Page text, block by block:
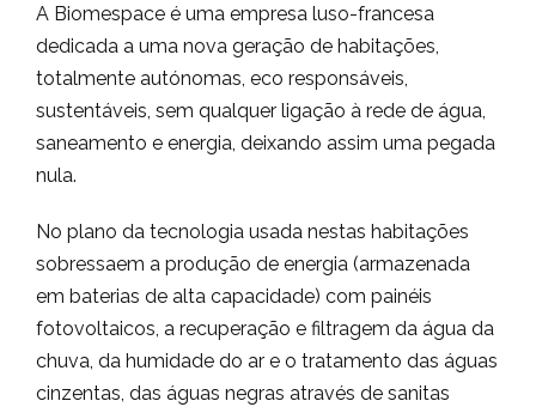
A Biomespace é uma empresa luso-francesa
dedicada a uma nova geração de habitações,
totalmente autónomas, eco responsáveis,
sustentáveis, sem qualquer ligação à rede de água,
saneamento e energia, deixando assim uma pegada
nula.
No plano da tecnologia usada nestas habitações
sobressaem a produção de energia (armazenada
em baterias de alta capacidade) com painéis
fotovoltaicos, a recuperação e filtragem da água da
chuva, da humidade do ar e o tratamento das águas
cinzentas, das águas negras através de sanitas